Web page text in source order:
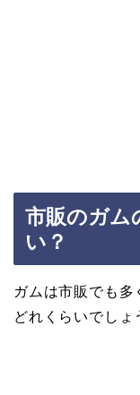
市販のガム
い？
ガムは市販でも多
どれくらいでしょ